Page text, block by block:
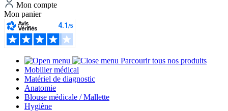
Mon compte
Mon panier
Parcourir tous nos produits
Mobilier médical
Matériel de diagnostic
Anatomie
Blouse médicale / Mallette
Hygiène